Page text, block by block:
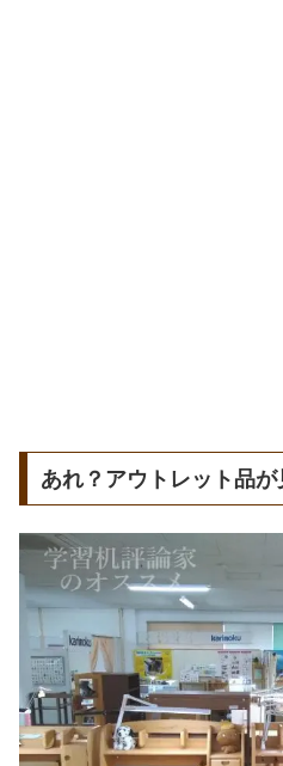
あれ？アウトレット品